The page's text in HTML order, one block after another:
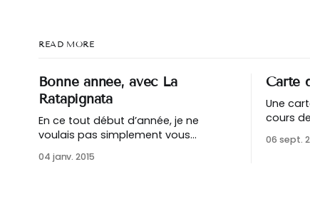
READ MORE
Bonne année, avec La
Ratapignata
En ce tout début d’année, je ne
voulais pas simplement vous
petit quelque chose en plus. Bien
04 janv. 2015
Carte
Une
cours
06 sept.